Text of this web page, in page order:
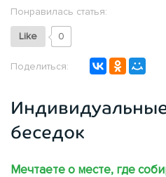
Понравилась статья:
Like 0
Поделиться:
беседок
Мечтаете о месте, где